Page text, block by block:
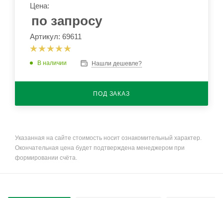
Цена:
по запросу
Артикул: 69611
В наличии Нашли дешевле?
ПОД ЗАКАЗ
Указанная на сайте стоимость носит ознакомительный характер.
Окончательная цена будет подтверждена менеджером при
формировании счёта.